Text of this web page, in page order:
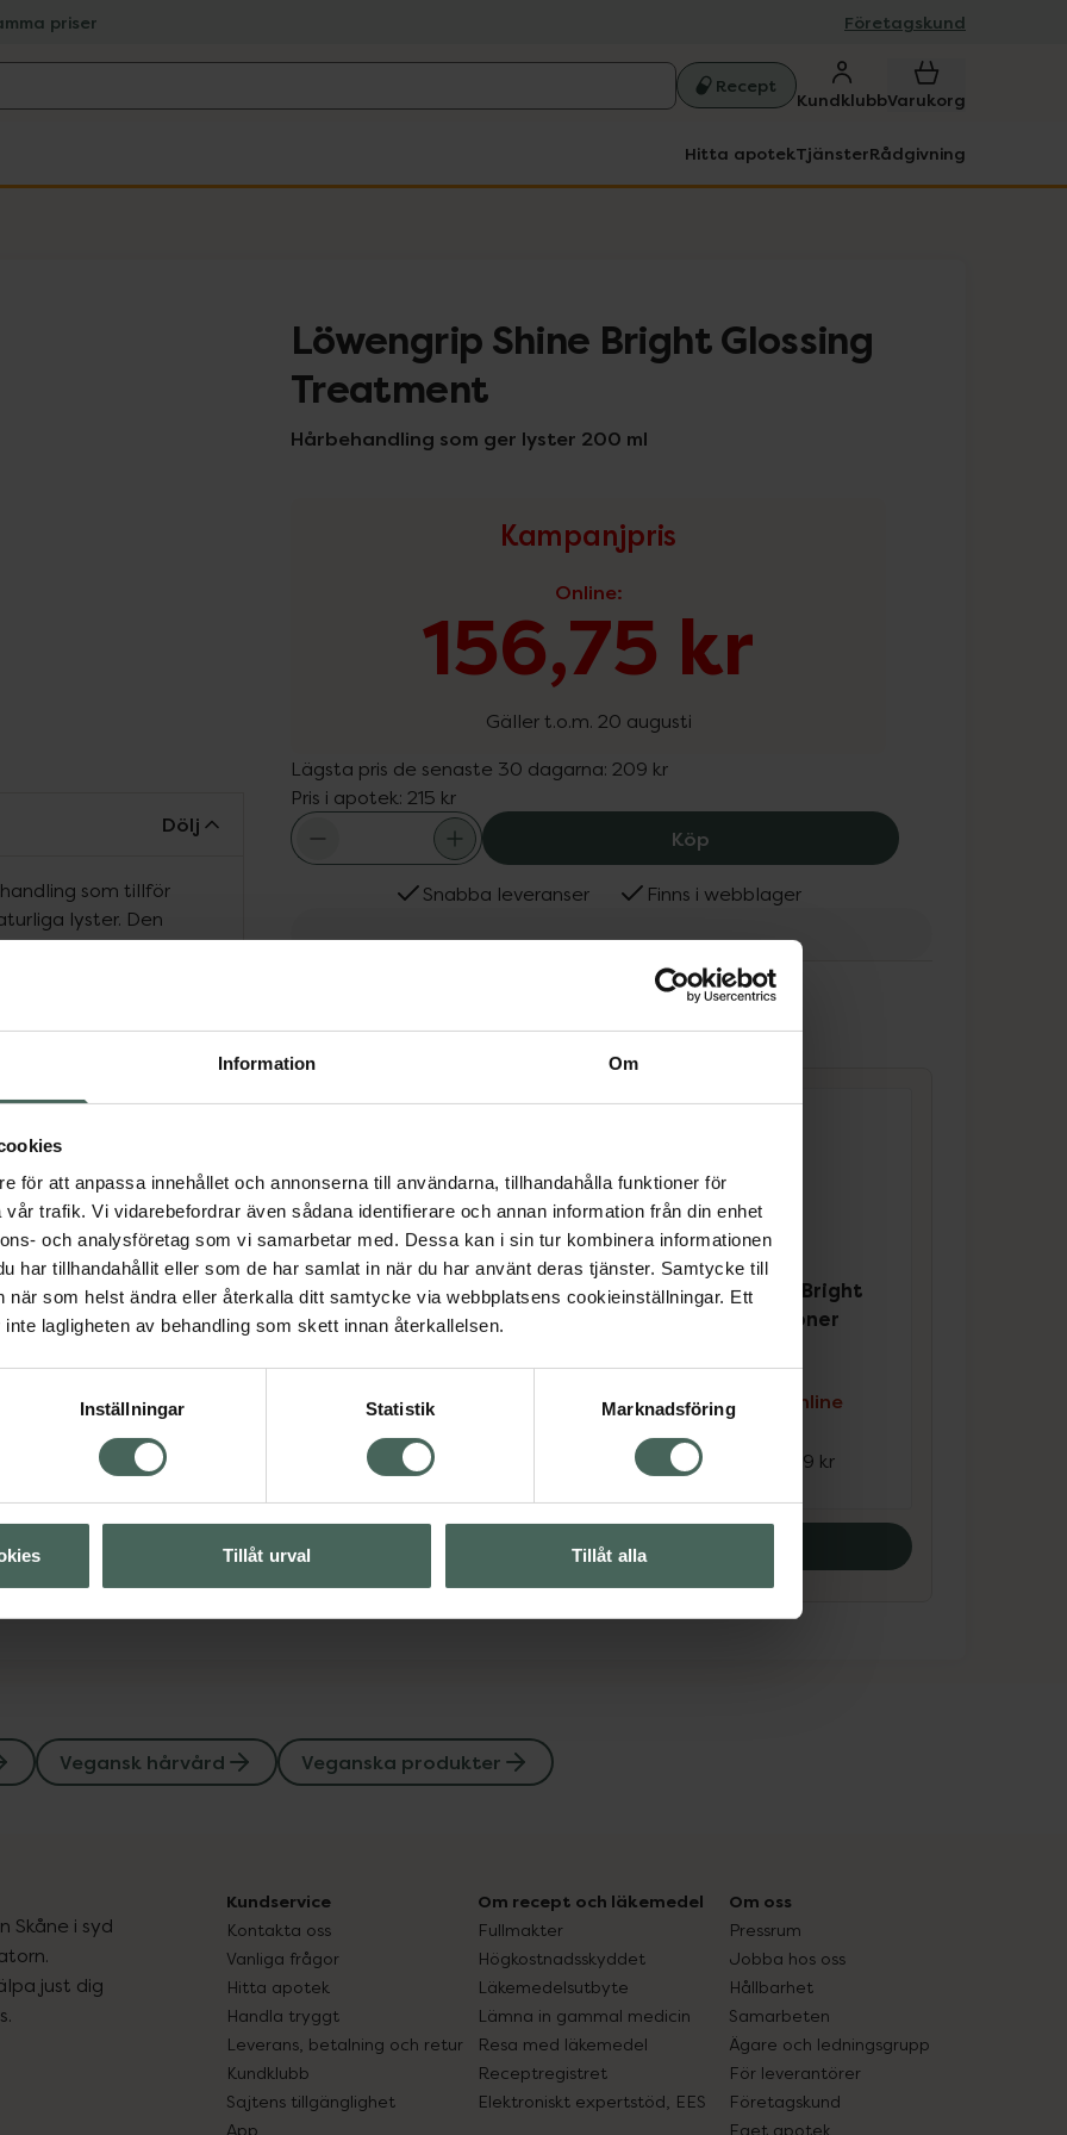
Information Om
för att anpassa innehållet och annonserna till användarna, tillhandahålla funktioner för
trafik. Vi vidarebefordrar även sådana identifierare och annan information från din enhet
och analysföretag som vi samarbetar med. Dessa kan i sin tur kombinera informationen
har tillhandahållit eller som de har samlat in när du har använt deras tjänster. Samtycke till
när som helst ändra eller återkalla ditt samtycke via webbplatsens cookieinställningar. Ett
lagligheten av behandling som skett innan återkallelsen.
Inställningar Statistik Marknadsföring
Tillåt urval Tillåt alla
priser Företagskund
Recept
KundklubbVarukorg
Hitta apotekTjänsterRådgivning
Löwengrip Shine Bright Glossing
Treatment
Hårbehandling som ger lyster 200 ml
Kampanjpris
Online:
156,75 kr
Gäller t.o.m. 20 augusti
Lägsta pris de senaste 30 dagarna: 209 kr
Pris i apotek: 215 kr
Köp Löwengrip Shine Bright Glossing
Snabba leveranser Finns i webblager
Köps ofta tillsammans
5 av 5 i omdöme
Löwengrip Shine Bright
Glossing Treatment
Hårbehandling som ger
lyster 200 ml
Kampanjpris online
156,75 kr
Tidigare pris:
3 av 5 i omdöme
Löwengrip Shine Bright
Glossing Conditioner
Kampanjpris online
Tidigare pris: 159 kr
Köp båda för:
Köp båda
Dölj
som tillför
lyster. Den
ger intensiv glans
med hyaluronsyra
silkesprotein som
absorberas lätt av
känsla.
alla hårtyper.
hårvård
Visa
Visa
Visa
Vegansk hårvård Veganska produkter
Skåne i syd
just dig
Kundservice
Kontakta oss
Vanliga frågor
Hitta apotek
Handla tryggt
Leverans, betalning och retur
Kundklubb
Sajtens tillgänglighet
App
Om recept och läkemedel
Fullmakter
Högkostnadsskyddet
Läkemedelsutbyte
Lämna in gammal medicin
Resa med läkemedel
Receptregistret
Elektroniskt expertstöd, EES
Om oss
Pressrum
Jobba hos oss
Hållbarhet
Samarbeten
Ägare och ledningsgrupp
För leverantörer
Företagskund
Eget apotek